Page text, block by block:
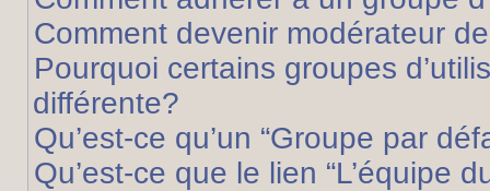
Comment devenir modérateur
Pourquoi certains groupes
différente?
Qu’est-ce qu’un “Groupe par
Qu’est-ce que le lien “L’équipe